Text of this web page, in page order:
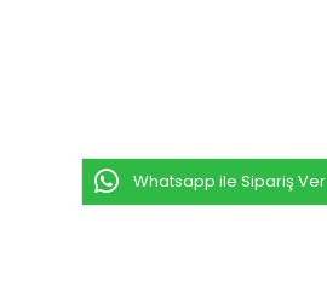
Whatsapp ile Sipariş Ver